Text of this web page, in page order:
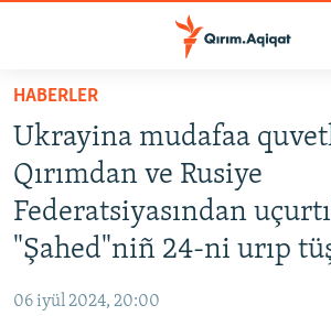
Esas
qaytmaq
Baş
navigatsiyağa
qaytmaq
Qıdıruvğa
HABERLER
SİYASET
İQTİSADİYAT
CEMİYET
HABERLER
Ukrayina mudafaa
Qırımdan ve Rusiye
Federatsiyasından
"Şahed"niñ 24-ni urıp
06 iyül 2024, 20:00